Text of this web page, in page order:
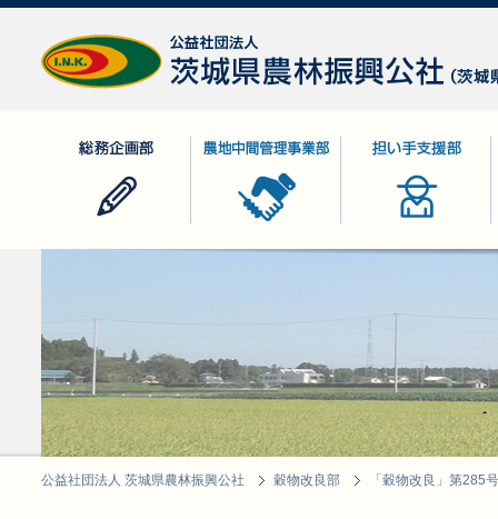
公益社団法人 茨城県農林振興公社 穀物改良部 「穀物改良」第285